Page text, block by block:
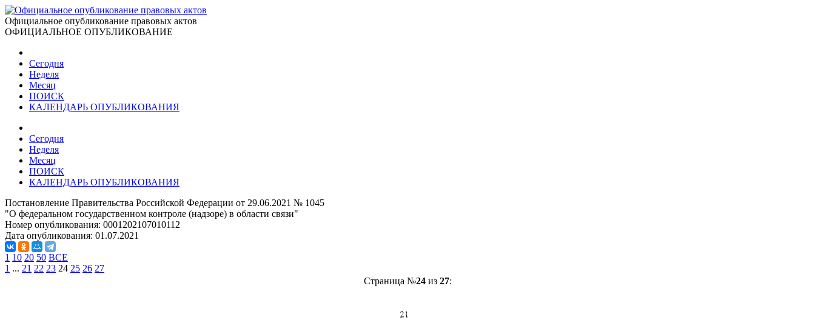
Официальное опубликование правовых актов
ОФИЦИАЛЬНОЕ ОПУБЛИКОВАНИЕ
Сегодня
Неделя
Месяц
ПОИСК
КАЛЕНДАРЬ ОПУБЛИКОВАНИЯ
Сегодня
Неделя
Месяц
ПОИСК
КАЛЕНДАРЬ ОПУБЛИКОВАНИЯ
Постановление Правительства Российской Федерации от 29.06.2021 № 1045
"О федеральном государственном контроле (надзоре) в области связи"
Номер опубликования: 0001202107010112
Дата опубликования: 01.07.2021
1 10 20 50 ВСЕ
1 ... 21 22 23 24 25 26 27
Страница №24из 27: